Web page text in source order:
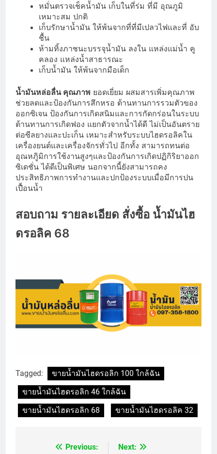
หมั่นตรวจเช็คน้ำมัน เก็บในที่ร่ม ที่มี อุณภูมิ
เหมาะสม ปกติ
เก็บรักษาน้ำมัน ให้พ้นจากที่ที่มีเปลวไฟและที่ อับ
ชื้น
ห้ามทิ้งภาชนะบรรจุน้ำมัน ลงใน แหล่งแม่น้ำ คู
คลอง แหล่งน้ำสาธารณะ
เก็บน้ำมัน ให้พ้นจากมือเด็ก
น้ำมันหล่อลื่น คุณภาพ ยอดเยี่ยม ผสมสารเพิ่มคุณภาพ
ช่วยลดและป้องกันการสึกหรอ ต้านทานการรวมตัวของ
ออกซิเจน ป้องกันการเกิดสนิมและการกัดกร่อนในระบบ
ต้านทานการเกิดฟอง แยกตัวจากน้ำได้ดี ไม่เป็นอันตราย
ต่อซีลยางและปะเก็น เหมาะสำหรับระบบไฮดรอลิคใน
เครื่องยนต์และเครื่องจักรทั่วไป อีกทั้ง สามารถทนต่อ
อุณหภูิมิการใช้งานสูงๆและป้องกันการเกิดปฏิกิริยาออก
ซิเดชั่น ได้ดีเป็นพิเศษ นอกจากนี้ยังสามารถคง
ประสิทธิภาพการทำงานและปกป้องระบบเมื่อมีการปน
เปื้อนน้ำ
สอบถาม รายละเอียด สั่งซื้อ น้ำมันไฮ
ดรอลิค 68
Tagged:
ขายน้ำมันไฮดรอลิก 100 ใกล้ฉัน
ขายน้ำมันไฮดรอลิก 46 ใกล้ฉัน
ขายน้ำมันไฮดรอลิก 68
ขายน้ำมันไฮดรอลิค 32
Previous:
Next: